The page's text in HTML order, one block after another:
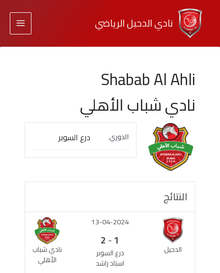
نادي الدحيل الرياضي
Shabab Al Ahli
نادي شباب الأهلي
الدوري درع السوبر
النتائج
الدحيل
نادي شباب
الأهلي
13-04-2024
1
-
2
درع السوبر
استاد راشد